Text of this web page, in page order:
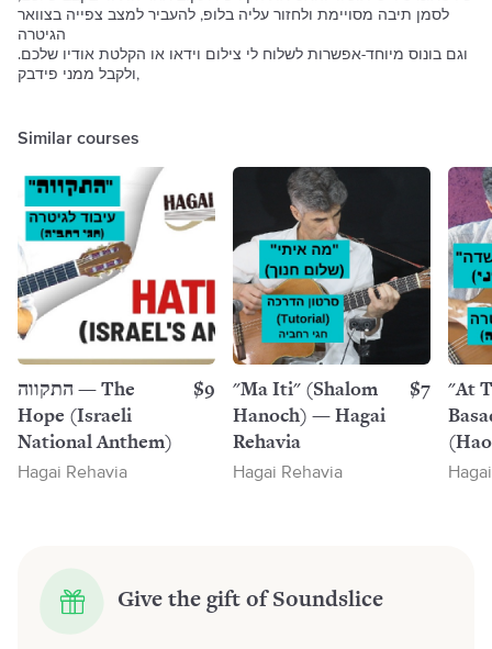
לסמן תיבה מסויימת ולחזור עליה בלופ, להעביר למצב צפייה בצוואר
הגיטרה
.וגם בונוס מיוחד-אפשרות לשלוח לי צילום וידאו או הקלטת אודיו שלכם
ולקבל ממני פידבק,
Similar courses
התקווה — The
Hope (Israeli
National Anthem)
$9
Hagai Rehavia
"Ma Iti" (Shalom
Hanoch) — Hagai
Rehavia
$7
Hagai Rehavia
"At
Give the gift of Soundslice